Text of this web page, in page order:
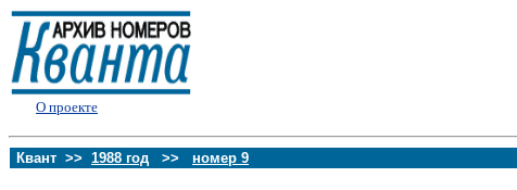
О проекте
Квант >> 1988 год >> номер 9